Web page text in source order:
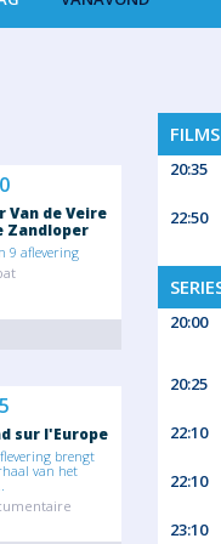
Van de Veire
Zandloper
9 aflevering
sur l'Europe
brengt
van het
20:35
22:50
20:00
20:25
22:10
22:10
23:10